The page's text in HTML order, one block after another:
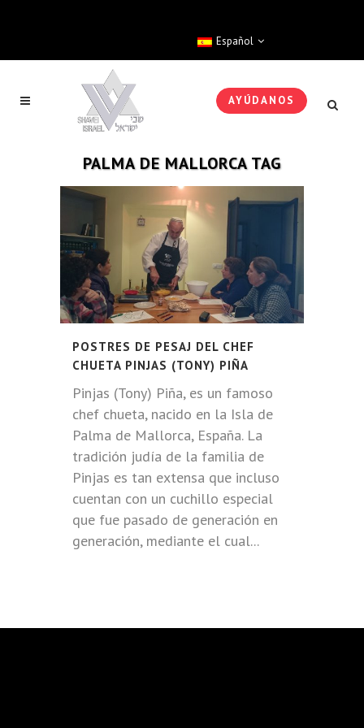
Español
AYÚDANOS
PALMA DE MALLORCA TAG
POSTRES DE PESAJ DEL CHEF
CHUETA PINJAS (TONY) PIÑA
Pinjas (Tony) Piña, es un famoso
chef chueta, nacido en la Isla de
Palma de Mallorca, España. La
tradición judía de la familia de
Pinjas es tan extensa que incluso
cuentan con un cuchillo especial
que fue pasado de generación en
generación, mediante el cual...